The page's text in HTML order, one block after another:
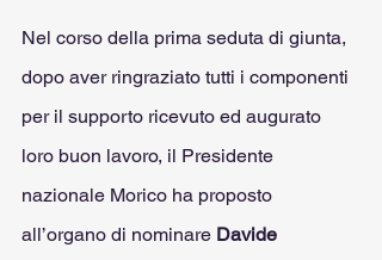
Nel corso della prima seduta di giunta,
dopo aver ringraziato tutti i componenti
per il supporto ricevuto ed augurato
loro buon lavoro, il Presidente
nazionale Morico ha proposto
all’organo di nominare Davide